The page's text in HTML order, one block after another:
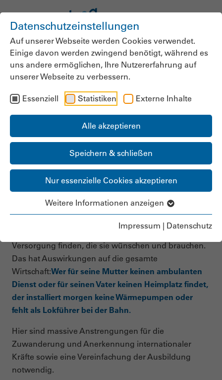
Datenschutzeinstellungen
Auf unserer Webseite werden Cookies verwendet.
Einige davon werden zwingend benötigt, während es
uns andere ermöglichen, Ihre Nutzererfahrung auf
unserer Webseite zu verbessern.
Essenziell Statistiken Externe Inhalte
Alle akzeptieren
Speichern & schließen
Nur essenzielle Cookies akzeptieren
Weitere Informationen anzeigen
Impressum | Datenschutz
Positionen zur Zukunft
der Pflegeversicherung
Insolvenzen. Ambulante Dienste streichen Touren
zusammen oder geben ganz auf, weil Kosten steigen
und zu wenig Pflegekräfte vorhanden sind.Aus dem
Personalmangel ist ein Angebotsmangel geworden.
deren Angehörige, die längst nicht mehr überall die
Versorgung finden, die sie wünschen und brauchen.
Das hat Auswirkungen auf die gesamte
Wirtschaft:Wer für seine Mutter keinen ambulanten
Dienst oder für seinen Vater keinen Heimplatz findet,
der installiert morgen keine Wärmepumpen oder
fehlt als Lokführer bei der Bahn.
Hier sind massive Anstrengungen für die
Zuwanderung und Anerkennung internationaler
Kräfte sowie eine Vereinfachung der Ausbildung
notwendig.